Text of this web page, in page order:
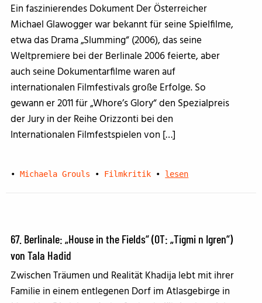
Ein faszinierendes Dokument Der Österreicher
Michael Glawogger war bekannt für seine Spielfilme,
etwa das Drama „Slumming“ (2006), das seine
Weltpremiere bei der Berlinale 2006 feierte, aber
auch seine Dokumentarfilme waren auf
internationalen Filmfestivals große Erfolge. So
gewann er 2011 für „Whore’s Glory“ den Spezialpreis
der Jury in der Reihe Orizzonti bei den
Internationalen Filmfestspielen von […]
• Michaela Grouls • Filmkritik • lesen
67. Berlinale: „House in the Fields“ (OT: „Tigmi n Igren“)
von Tala Hadid
Zwischen Träumen und Realität Khadija lebt mit ihrer
Familie in einem entlegenen Dorf im Atlasgebirge in